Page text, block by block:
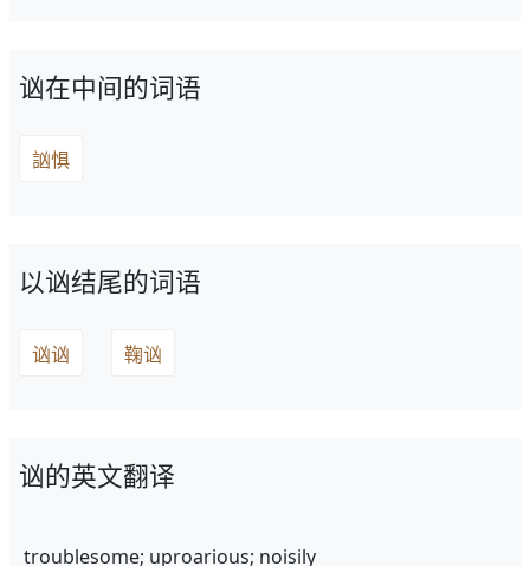
讻在中间的词语
訩惧
以讻结尾的词语
讻讻 鞠讻
讻的英文翻译
troublesome; uproarious; noisily